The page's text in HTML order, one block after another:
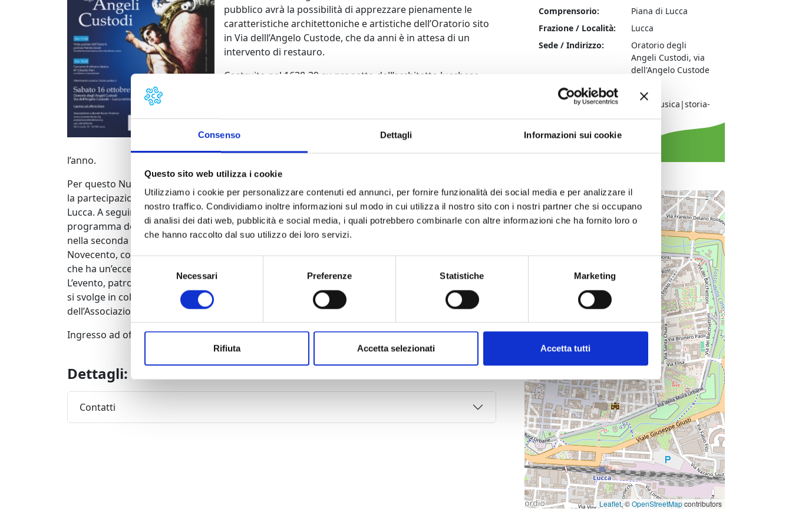
Consenso Dettagli Informazioni sui cookie
Questo sito web utilizza i cookie
Utilizziamo i cookie per personalizzare contenuti ed annunci, per fornire funzionalità dei social media e per analizzare il
nostro traffico. Condividiamo inoltre informazioni sul modo in cui utilizza il nostro sito con i nostri partner che si occupano
di analisi dei dati web, pubblicità e social media, i quali potrebbero combinarle con altre informazioni che ha fornito loro o
che hanno raccolto dal suo utilizzo dei loro servizi.
Necessari Preferenze Statistiche Marketing
Rifiuta Accetta selezionati Accetta tutti
pubblico avrà la possibilità di apprezzare pienamente le
caratteristiche architettoniche e artistiche dell’Oratorio sito
in Via delll’Angelo Custode, che da anni è in attesa di un
intervento di restauro.
Costruito nel 1638-39 su progetto dell’architetto lucchese
quadri e ospitò la Congregazione degli Angeli Custodi. Oggi
rappresenta indubbiamente un monumento di notevole
l’anno.
Per questo Nuove Tendenze ha organizzato la sua apertura e una visita guidata (ore 17.00) con
la partecipazione di Patrizia Giusti Maccari, Presidente dell’Associazione Amici dei Musei di
Lucca. A seguire (ore 18.00) si terrà il concerto del giovane talento lucchese Edoardo Pieri. Il
programma del concerto sarà dedicato nella prima metà alla musica rinascimentale per liuto, e
nella seconda metà alle più belle opere per chitarra solista dei grandi compositori del
Novecento, come Heitor Villa-Lobos e Alexandre Tansman. L’allestimento scenico dell’oratorio,
che ha un’eccellente acustica, è stato curato da Cinzia Landucci per ‘Nuove Tendenze’
L’evento, patrocinato dalla Provincia di Lucca, dal Comune di Borgo a Mozzano e dall’APT Lucca,
si svolge in collaborazione con l’Istituto Diocesano “R. Baralli” con la partecipazione
dell’Associazione Amici dei Musei di Lucca.
Ingresso ad offerta libera.
Dettagli:
Contatti
Comprensorio:
Piana di Lucca
Frazione / Località:
Lucca
Sede / Indirizzo:
Oratorio degli
Angeli Custodi, via
dell'Angelo Custode
Comune:
Tipologia evento:
arte|musica|storia-
cultura
+
−
Leaflet, ©OpenStreetMapcontributors